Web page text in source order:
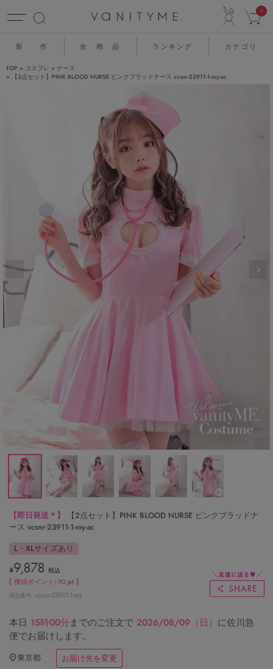
0
新 作 全 商 品 ランキング カテゴリ
TOP コスプレ
ナース
【2点セット】PINK BLOOD NURSE ピンクブラッドナース vcsnr-23911-1-my-ac
【即日発送＊】
【2点セット】PINK BLOOD NURSE ピンクブラッドナ
ース vcsnr-23911-1-my-ac
L・XLサイズあり
¥9,878 税込
【 獲得ポイント:90 pt 】
商品番号 vcsnr-23911-1-my
本日 15時00分までのご注文で 2026/08/09（日） に佐川急
便でお届けします。
東京都 お届け先を変更